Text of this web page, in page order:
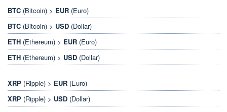
BTC (Bitcoin) > EUR (Euro)
BTC (Bitcoin) > USD (Dollar)
ETH (Ethereum) > EUR (Euro)
ETH (Ethereum) > USD (Dollar)
XRP (Ripple) > EUR (Euro)
XRP (Ripple) > USD (Dollar)